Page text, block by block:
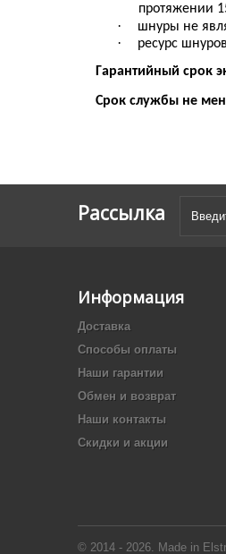
протяжении
· шнуры не
·
ресурс
Гарантийный срок
Срок службы не
Рассылка
Информация
Доставка
Способы оплаты
Наши гарантии
Обмен и возврат
Наши контакты
Скидки и акции
© 2014 - 2026. Made in